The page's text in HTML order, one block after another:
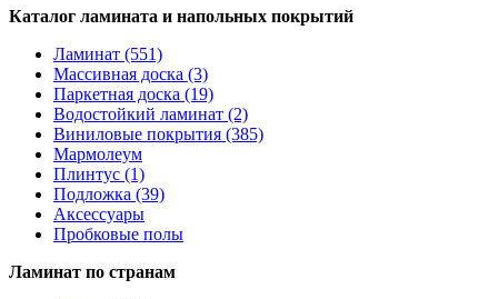
Каталог ламината и напольных покрытий
Ламинат (551)
Массивная доска (3)
Паркетная доска (19)
Водостойкий ламинат (2)
Виниловые покрытия (385)
Мармолеум
Плинтус (1)
Подложка (39)
Аксессуары
Пробковые полы
Ламинат по странам